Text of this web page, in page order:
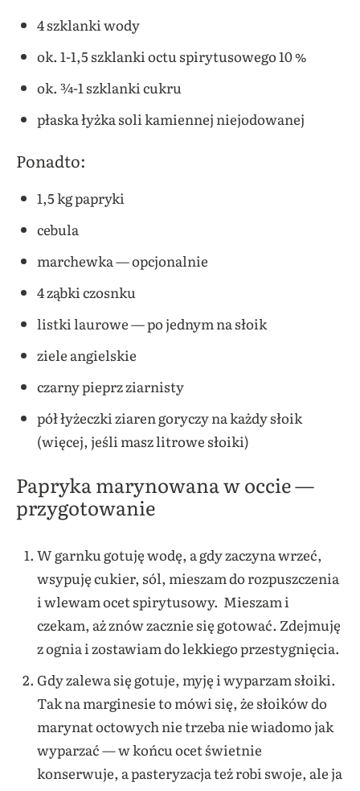
4 szklanki wody
ok. 1-1,5 szklanki octu spirytusowego 10 %
ok. ¾-1 szklanki cukru
płaska łyżka soli kamiennej niejodowanej
Ponadto:
1,5 kg papryki
cebula
marchewka — opcjonalnie
4 ząbki czosnku
listki laurowe — po jednym na słoik
ziele angielskie
czarny pieprz ziarnisty
pół łyżeczki ziaren goryczy na każdy słoik
(więcej, jeśli masz litrowe słoiki)
Papryka marynowana w occie —
przygotowanie
W garnku gotuję wodę, a gdy zaczyna wrzeć,
wsypuję cukier, sól, mieszam do rozpuszczenia
i wlewam ocet spirytusowy. Mieszam i
czekam, aż znów zacznie się gotować. Zdejmuję
z ognia i zostawiam do lekkiego przestygnięcia.
Gdy zalewa się gotuje, myję i wyparzam słoiki.
Tak na marginesie to mówi się, że słoików do
marynat octowych nie trzeba nie wiadomo jak
wyparzać — w końcu ocet świetnie
konserwuje, a pasteryzacja też robi swoje, ale ja